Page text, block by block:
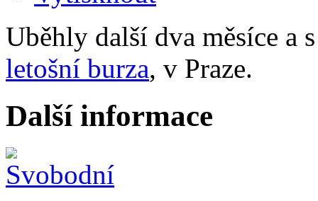
Uběhly další dva měsíce a
letošní burza, v Praze.
Další informace